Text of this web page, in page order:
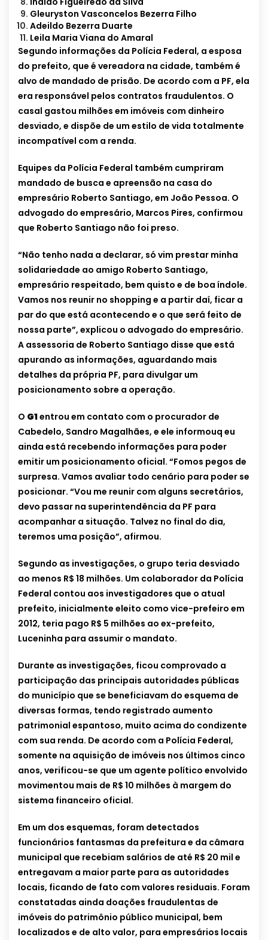
Gleuryston Vasconcelos Bezerra Filho
Adeildo Bezerra Duarte
Leila Maria Viana do Amaral
Segundo informações da Polícia Federal, a esposa
do prefeito, que é vereadora na cidade, também é
alvo de mandado de prisão. De acordo com a PF, ela
era responsável pelos contratos fraudulentos. O
casal gastou milhões em imóveis com dinheiro
desviado, e dispõe de um estilo de vida totalmente
incompatível com a renda.
Equipes da Polícia Federal também cumpriram
mandado de busca e apreensão na casa do
empresário Roberto Santiago, em João Pessoa. O
advogado do empresário, Marcos Pires, confirmou
que Roberto Santiago não foi preso.
“Não tenho nada a declarar, só vim prestar minha
solidariedade ao amigo Roberto Santiago,
empresário respeitado, bem quisto e de boa índole.
Vamos nos reunir no shopping e a partir daí, ficar a
par do que está acontecendo e o que será feito de
nossa parte”, explicou o advogado do empresário.
A assessoria de Roberto Santiago disse que está
apurando as informações, aguardando mais
detalhes da própria PF, para divulgar um
posicionamento sobre a operação.
O G1entrou em contato com o procurador de
Cabedelo, Sandro Magalhães, e ele informouq eu
ainda está recebendo informações para poder
emitir um posicionamento oficial. “Fomos pegos de
surpresa. Vamos avaliar todo cenário para poder se
posicionar. “Vou me reunir com alguns secretários,
devo passar na superintendência da PF para
acompanhar a situação. Talvez no final do dia,
teremos uma posição”, afirmou.
Segundo as investigações, o grupo teria desviado
ao menos R$ 18 milhões. Um colaborador da Polícia
Federal contou aos investigadores que o atual
prefeito, inicialmente eleito como vice-prefeiro em
2012, teria pago R$ 5 milhões ao ex-prefeito,
Luceninha para assumir o mandato.
Durante as investigações, ficou comprovado a
participação das principais autoridades públicas
do município que se beneficiavam do esquema de
diversas formas, tendo registrado aumento
patrimonial espantoso, muito acima do condizente
com sua renda. De acordo com a Polícia Federal,
somente na aquisição de imóveis nos últimos cinco
anos, verificou-se que um agente político envolvido
movimentou mais de R$ 10 milhões à margem do
sistema financeiro oficial.
Em um dos esquemas, foram detectados
funcionários fantasmas da prefeitura e da câmara
municipal que recebiam salários de até R$ 20 mil e
entregavam a maior parte para as autoridades
locais, ficando de fato com valores residuais. Foram
constatadas ainda doações fraudulentas de
imóveis do patrimônio público municipal, bem
localizados e de alto valor, para empresários locais